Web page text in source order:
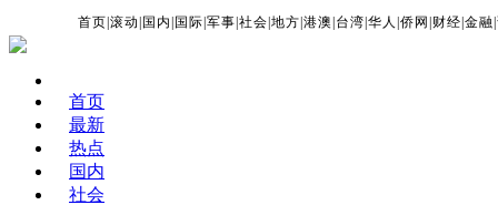
首页 |滚动 国内 国际 |军事 |社会 |地方 |港澳 台湾 |华人 |侨网 财经 |金融 |
首页
最新
热点
国内
社会